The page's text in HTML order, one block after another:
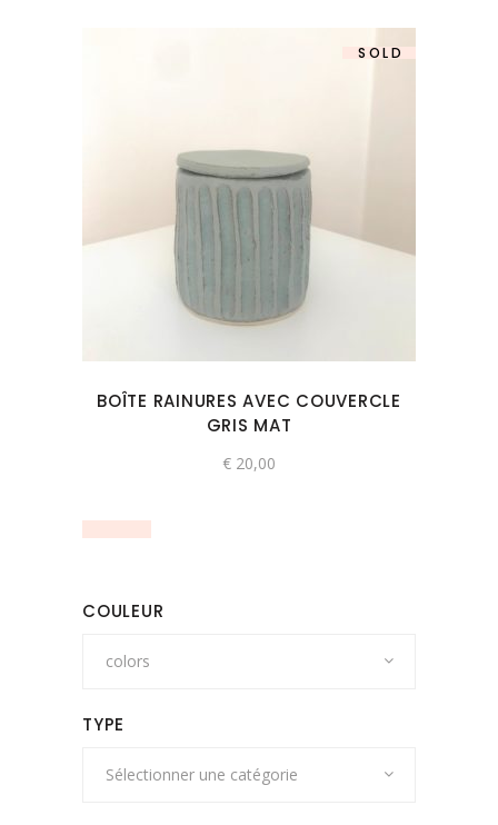
SOLD
BOÎTE RAINURES AVEC COUVERCLE
GRIS MAT
€ 20,00
COULEUR
colors
TYPE
Sélectionner une catégorie